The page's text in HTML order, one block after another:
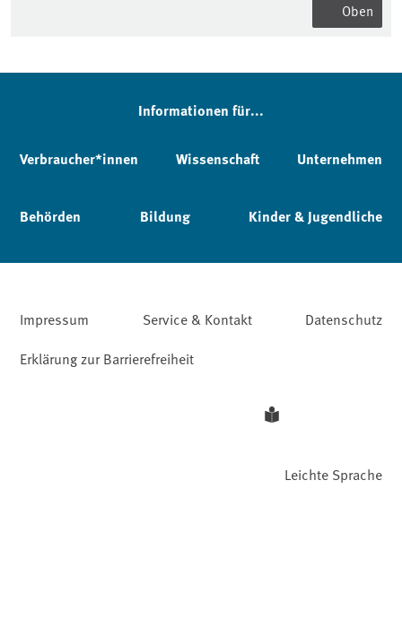
Oben
Informationen für...
Verbraucher*innen Wissenschaft Unternehmen
Behörden Bildung Kinder & Jugendliche
Impressum Service & Kontakt
Datenschutz
Erklärung zur Barrierefreiheit
Leichte Sprache